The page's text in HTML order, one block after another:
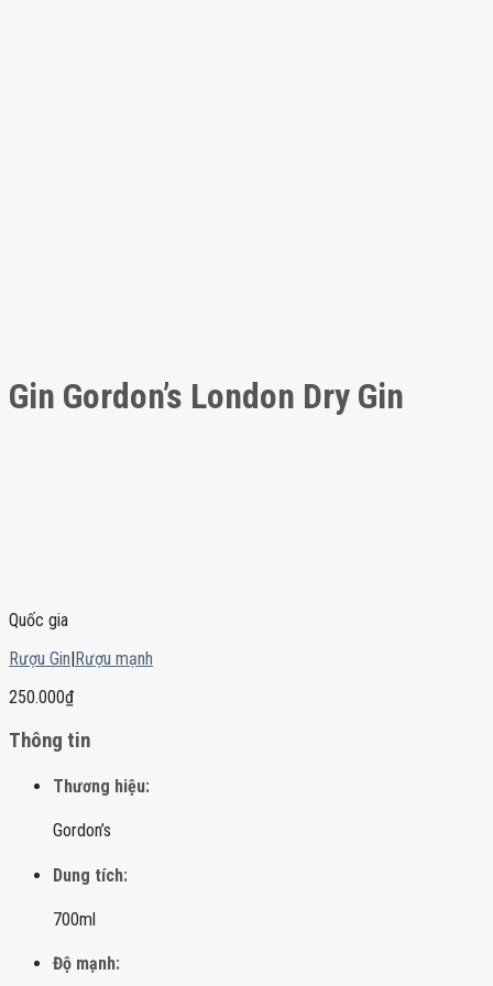
Gin Gordon’s London Dry Gin
Quốc gia
Rượu Gin|Rượu mạnh
250.000₫
Thông tin
Thương hiệu:
Gordon’s
Dung tích:
700ml
Độ mạnh: